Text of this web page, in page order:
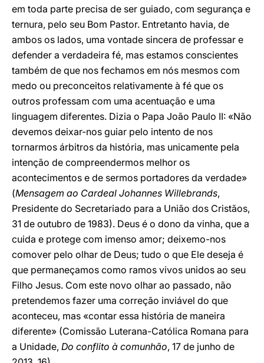
em toda parte precisa de ser guiado, com segurança e
ternura, pelo seu Bom Pastor. Entretanto havia, de
ambos os lados, uma vontade sincera de professar e
defender a verdadeira fé, mas estamos conscientes
também de que nos fechamos em nós mesmos com
medo ou preconceitos relativamente à fé que os
outros professam com uma acentuação e uma
linguagem diferentes. Dizia o Papa João Paulo II: «Não
devemos deixar-nos guiar pelo intento de nos
tornarmos árbitros da história, mas unicamente pela
intenção de compreendermos melhor os
acontecimentos e de sermos portadores da verdade»
(Mensagem ao Cardeal Johannes Willebrands,
Presidente do Secretariado para a União dos Cristãos,
31 de outubro de 1983). Deus é o dono da vinha, que a
cuida e protege com imenso amor; deixemo-nos
comover pelo olhar de Deus; tudo o que Ele deseja é
que permaneçamos como ramos vivos unidos ao seu
Filho Jesus. Com este novo olhar ao passado, não
pretendemos fazer uma correção inviável do que
aconteceu, mas «contar essa história de maneira
diferente» (Comissão Luterana-Católica Romana para
a Unidade, Do conflito à comunhão, 17 de junho de